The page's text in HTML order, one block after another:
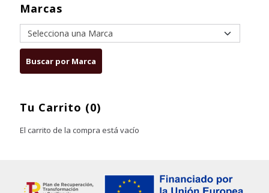
Marcas
Tu Carrito (0)
El carrito de la compra está vacío